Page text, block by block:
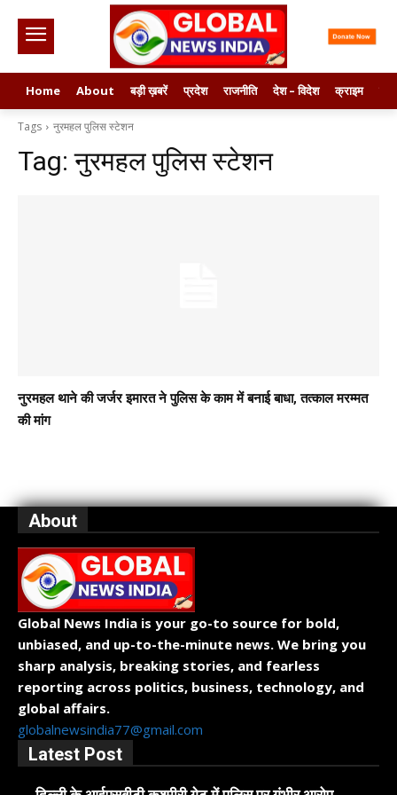
Home About बड़ी ख़बरें प्रदेश राजनीति देश – विदेश क्राइम
Tags नुरमहल पुलिस स्टेशन
Tag:नुरमहल पुलिस स्टेशन
नुरमहल थाने की जर्जर इमारत ने पुलिस के काम में बनाई बाधा, तत्काल मरम्मत
की मांग
About
Global News India is your go-to source for bold,
unbiased, and up-to-the-minute news. We bring you
sharp analysis, breaking stories, and fearless
reporting across politics, business, technology, and
global affairs.
globalnewsindia77@gmail.com
Latest Post